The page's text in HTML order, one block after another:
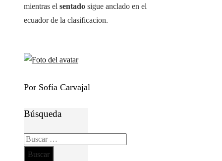
mientras el sentado sigue anclado en el
ecuador de la clasificacion.
Por Sofía Carvajal
Búsqueda
Buscar: